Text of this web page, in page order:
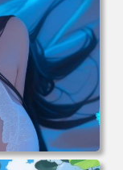
库克 波雅汉库